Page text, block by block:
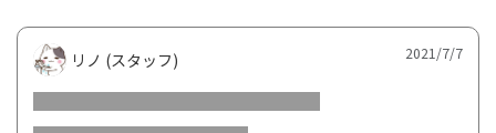
リノ (スタッフ) 2021/7/7